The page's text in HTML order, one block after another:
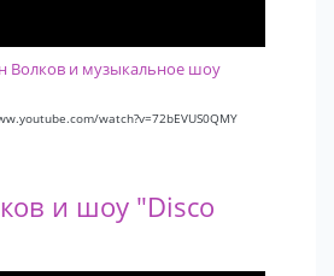
Волков и музыкальное шоу
watch?v=72bEVUS0QMY
и шоу "Disco